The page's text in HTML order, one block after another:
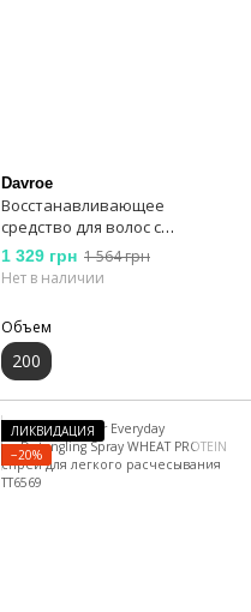
Davroe
Восстанавливающее
средство для волос с
протеинами DAVROE
Rebuilder
1 329 грн 1 564 грн
Нет в наличии
Объем
200
ЛИКВИДАЦИЯ
−20%